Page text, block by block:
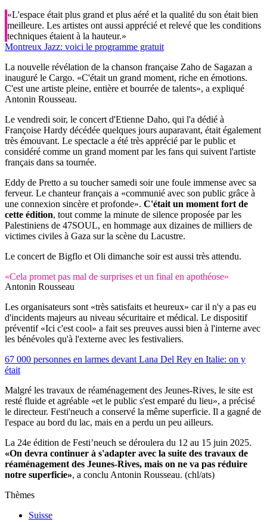
«L'espace était plus grand et plus aéré et la qualité du son était bien
meilleure. Les artistes ont aussi apprécié et relevé que les conditions
techniques étaient à la hauteur.»
Montreux Jazz: voici le programme gratuit
La nouvelle révélation de la chanson française Zaho de Sagazan a
inauguré le Cargo. «C'était un grand moment, riche en émotions.
C'est une artiste pleine, entière et bourrée de talents», a expliqué
Antonin Rousseau.
Le vendredi soir, le concert d'Etienne Daho, qui l'a dédié à
Françoise Hardy décédée quelques jours auparavant, était également
très émouvant. Le spectacle a été très apprécié par le public et
considéré comme un grand moment par les fans qui suivent l'artiste
français dans sa tournée.
Eddy de Pretto a su toucher samedi soir une foule immense avec sa
ferveur. Le chanteur français a «communié avec son public grâce à
une connexion sincère et profonde». C'était un moment fort de
cette édition, tout comme la minute de silence proposée par les
Palestiniens de 47SOUL, en hommage aux dizaines de milliers de
victimes civiles à Gaza sur la scène du Lacustre.
Le concert de Bigflo et Oli dimanche soir est aussi très attendu.
«Cela promet pas mal de surprises et un final en apothéose»
Antonin Rousseau
Les organisateurs sont «très satisfaits et heureux» car il n'y a pas eu
d'incidents majeurs au niveau sécuritaire et médical. Le dispositif
préventif «Ici c'est cool» a fait ses preuves aussi bien à l'interne avec
les bénévoles qu'à l'externe avec les festivaliers.
67 000 personnes en larmes devant Lana Del Rey en Italie: on y
était
Malgré les travaux de réaménagement des Jeunes-Rives, le site est
resté fluide et agréable «et le public s'est emparé du lieu», a précisé
le directeur. Festi'neuch a conservé la même superficie. Il a gagné de
l'espace au bord du lac, mais en a perdu un peu ailleurs.
La 24e édition de Festi’neuch se déroulera du 12 au 15 juin 2025.
«On devra continuer à s'adapter avec la suite des travaux de
réaménagement des Jeunes-Rives, mais on ne va pas réduire
notre superficie», a conclu Antonin Rousseau. (chl/ats)
Thèmes
Suisse